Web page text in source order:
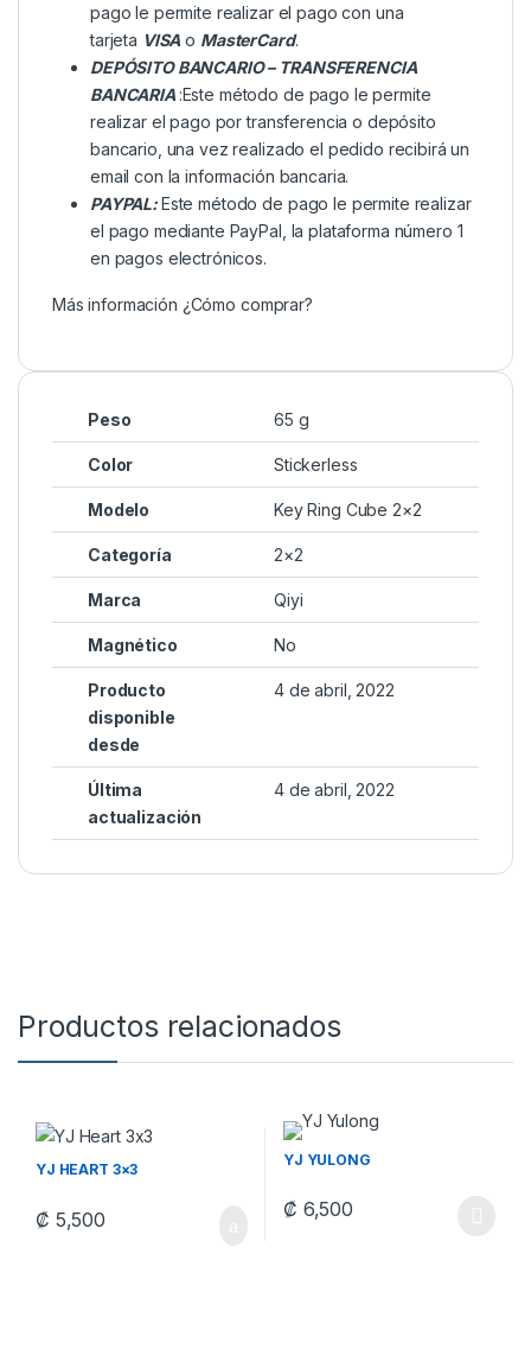
pago le permite realizar el pago con una
tarjeta VISA o MasterCard.
DEPÓSITO BANCARIO – TRANSFERENCIA
BANCARIA :Este método de pago le permite
realizar el pago por transferencia o depósito
bancario, una vez realizado el pedido recibirá un
email con la información bancaria.
PAYPAL:Este método de pago le permite realizar
el pago mediante PayPal, la plataforma número 1
en pagos electrónicos.
Más información ¿Cómo comprar?
Peso 65 g
Color Stickerless
Modelo Key Ring Cube 2×2
Categoría 2×2
Marca Qiyi
Magnético No
Producto
disponible
desde
4 de abril, 2022
Última
actualización
4 de abril, 2022
Productos relacionados
YJ HEART 3×3
₡ 5,500
YJ YULONG
₡ 6,500